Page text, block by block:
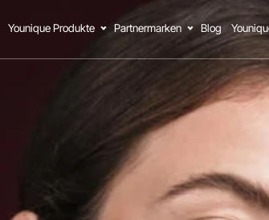
Younique Produkte Partnermarken Blog